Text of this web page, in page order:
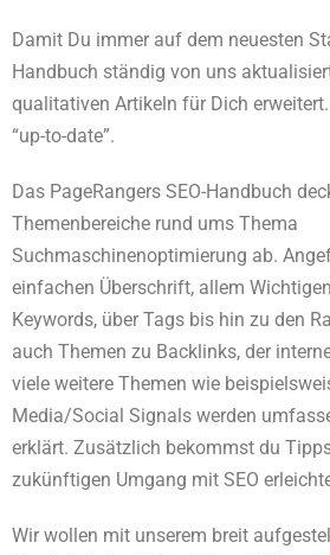
Damit Du immer auf dem neuesten
Handbuch ständig von uns
qualitativen Artikeln für Dich
“up-to-date”.
Das PageRangers SEO-Handbuch
Themenbereiche rund ums Thema
Suchmaschinenoptimierung ab.
einfachen Überschrift, allem
Keywords, über Tags bis hin zu den
auch Themen zu Backlinks, der
viele weitere Themen wie
Media/Social Signals werden
erklärt. Zusätzlich bekommst du
zukünftigen Umgang mit SEO
Wir wollen mit unserem breit